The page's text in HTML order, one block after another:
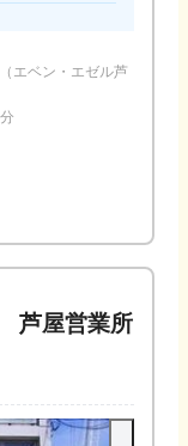
エベン・エゼル芦
芦屋営業所